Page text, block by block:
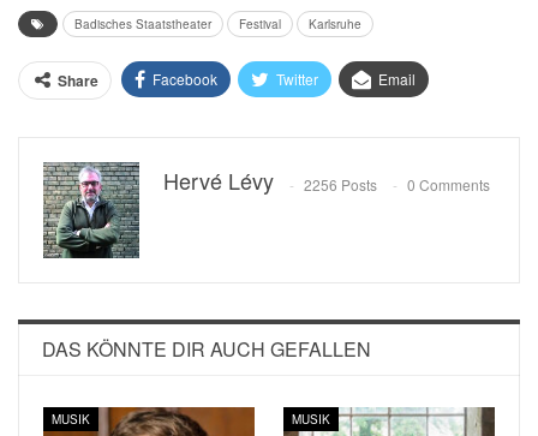
Badisches Staatstheater Festival Karlsruhe
Share Facebook Twitter Email
Hervé Lévy 2256 Posts 0 Comments
DAS KÖNNTE DIR AUCH GEFALLEN
MUSIK MUSIK